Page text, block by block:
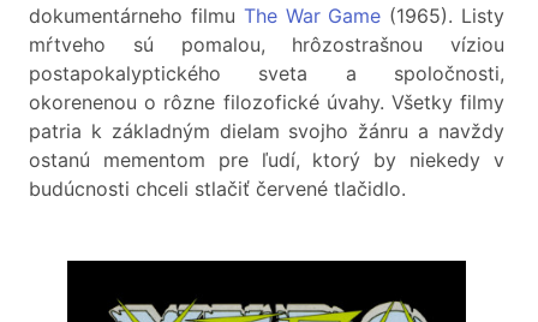
dokumentárneho filmu The War Game (1965). Listy
mŕtveho sú pomalou, hrôzostrašnou víziou
postapokalyptického sveta a spoločnosti,
okorenenou o rôzne filozofické úvahy. Všetky filmy
patria k základným dielam svojho žánru a navždy
ostanú mementom pre ľudí, ktorý by niekedy v
budúcnosti chceli stlačiť červené tlačidlo.